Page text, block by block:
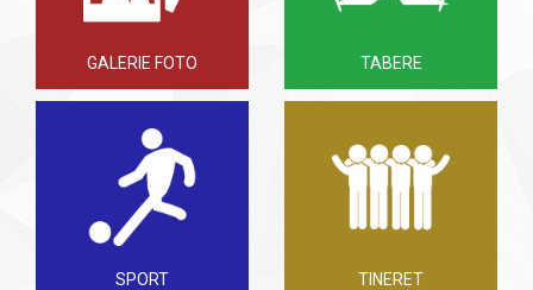
GALERIE FOTO TABERE
SPORT TINERET